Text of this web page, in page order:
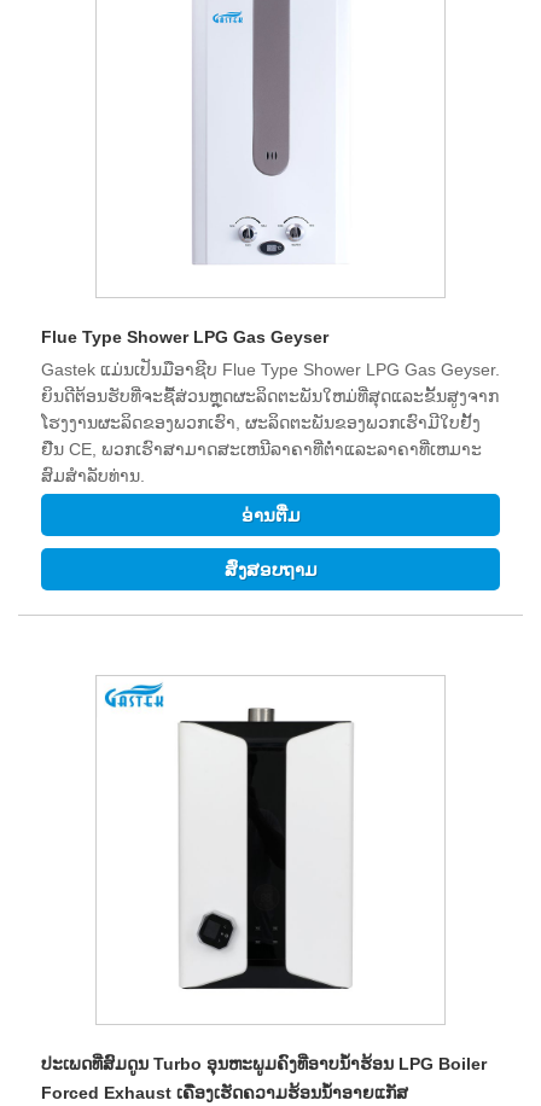
Flue Type Shower LPG Gas Geyser
Gastek ແມ່ນເປັນມືອາຊີບ Flue Type Shower LPG Gas Geyser.
ຍິນ​ດີ​ຕ້ອນ​ຮັບ​ທີ່​ຈະ​ຊື້​ສ່ວນ​ຫຼຸດ​ຜະ​ລິດ​ຕະ​ພັນ​ໃຫມ່​ທີ່​ສຸດ​ແລະ​ຂັ້ນ​ສູງ​ຈາກ​
ໂຮງ​ງານ​ຜະ​ລິດ​ຂອງ​ພວກ​ເຮົາ​, ຜະ​ລິດ​ຕະ​ພັນ​ຂອງ​ພວກ​ເຮົາ​ມີ​ໃບ​ຢັ້ງ​
ຢືນ CE​, ພວກ​ເຮົາ​ສາ​ມາດ​ສະ​ເຫນີ​ລາ​ຄາ​ທີ່​ຕ​່​ໍ​າ​ແລະ​ລາ​ຄາ​ທີ່​ເຫມາະ​
ສົມ​ສໍາ​ລັບ​ທ່ານ​.
ອ່ານ​ຕື່ມ
ສົ່ງສອບຖາມ
ປະເພດທີ່ສົມດູນ Turbo ອຸນຫະພູມຄົງທີ່ອາບນ້ໍາຮ້ອນ LPG Boiler
Forced Exhaust ເຄື່ອງເຮັດຄວາມຮ້ອນນ້ໍາອາຍແກັສ